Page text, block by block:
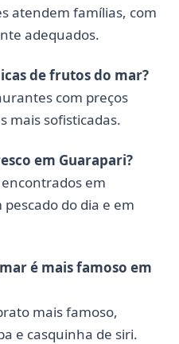
atendem famílias, com
adequados.
de frutos do mar?
com preços
mais sofisticadas.
em Guarapari?
em
do dia e em
é mais famoso em
mais famoso,
e casquinha de siri.